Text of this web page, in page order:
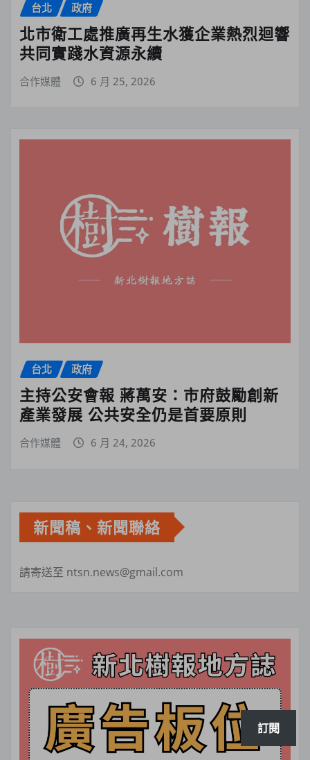
台北 政府
北市衛工處推廣再生水獲企業熱烈迴響
共同實踐水資源永續
合作媒體 6 月 25, 2026
台北 政府
主持公安會報 蔣萬安：市府鼓勵創新
產業發展 公共安全仍是首要原則
合作媒體 6 月 24, 2026
新聞稿、新聞聯絡
請寄送至 ntsn.news@gmail.com
訂閱